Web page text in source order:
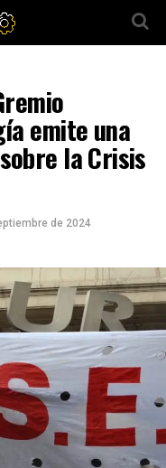
emite una
la Crisis
de 2024